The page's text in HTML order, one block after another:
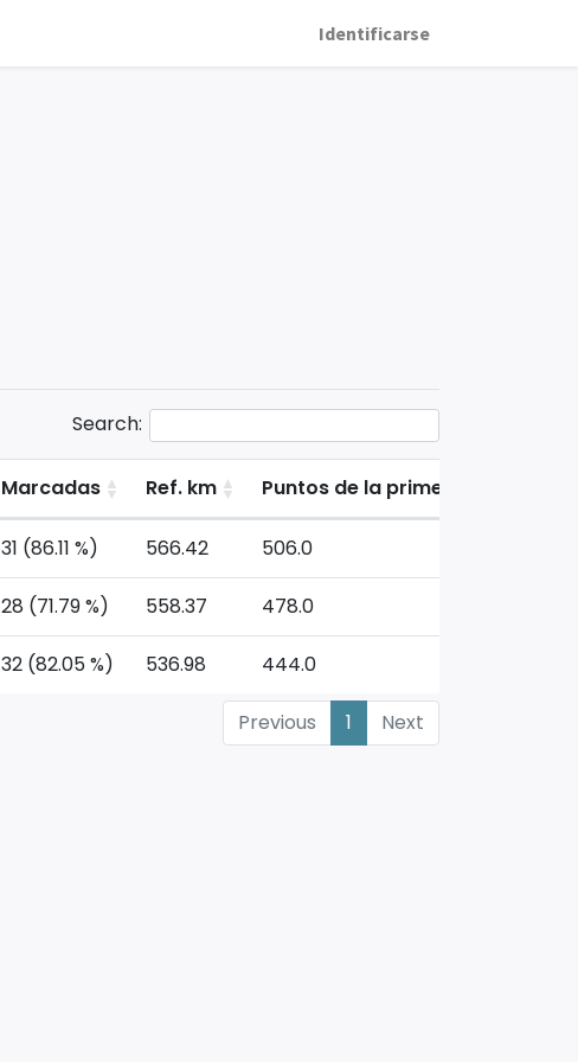
Identificarse
Search:
Marcadas Ref. km Puntos de la primera
31 (86.11 %) 566.42 506.0
28 (71.79 %) 558.37 478.0
32 (82.05 %) 536.98 444.0
Previous 1 Next